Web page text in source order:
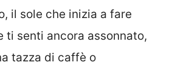
il sole che inizia a fare
ti senti ancora assonnato,
tazza di caffè o